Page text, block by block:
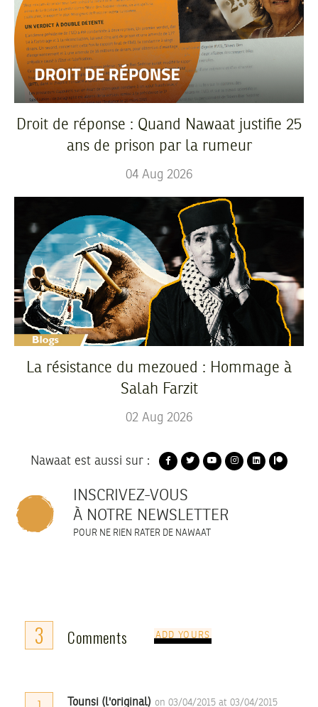
Droit de réponse : Quand Nawaat justifie 25
ans de prison par la rumeur
04 Aug 2026
La résistance du mezoued : Hommage à
Salah Farzit
02 Aug 2026
Nawaat est aussi sur :
INSCRIVEZ-VOUS
À NOTRE NEWSLETTER
POUR NE RIEN RATER DE NAWAAT
3 Comments ADD YOURS
Tounsi (l'original) on 03/04/2015 at 03/04/2015